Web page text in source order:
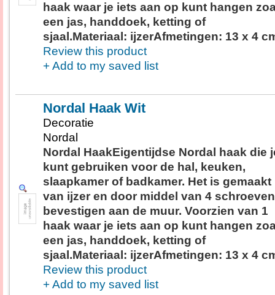
haak waar je iets aan op kunt hangen
een jas, handdoek, ketting of
sjaal.Materiaal: ijzerAfmetingen: 13 x 4
Review this product
+ Add to my saved list
Nordal Haak Wit
Decoratie
Nordal
Nordal HaakEigentijdse Nordal haak die
kunt gebruiken voor de hal, keuken,
slaapkamer of badkamer. Het is gemaakt
van ijzer en door middel van 4
bevestigen aan de muur. Voorzien van 1
haak waar je iets aan op kunt hangen
een jas, handdoek, ketting of
sjaal.Materiaal: ijzerAfmetingen: 13 x 4
Review this product
+ Add to my saved list